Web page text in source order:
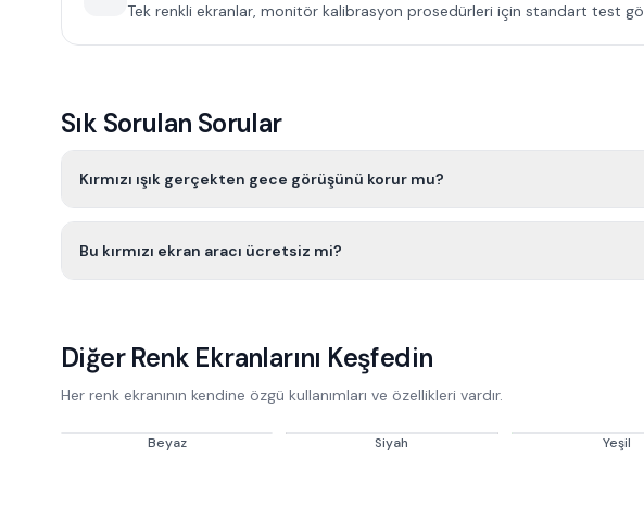
Tek renkli ekranlar, monitör kalibrasyon prosedürleri için standart test
Sık Sorulan Sorular
Kırmızı ışık gerçekten gece görüşünü korur mu?
Bu kırmızı ekran aracı ücretsiz mi?
Diğer Renk Ekranlarını Keşfedin
Her renk ekranının kendine özgü kullanımları ve özellikleri vardır.
Beyaz Siyah Yeşil